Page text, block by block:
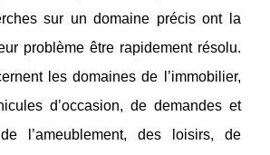
sur un domaine précis ont la
problème être rapidement résolu.
les domaines de l’immobilier,
d’occasion, de demandes et
de l’ameublement, des loisirs, de